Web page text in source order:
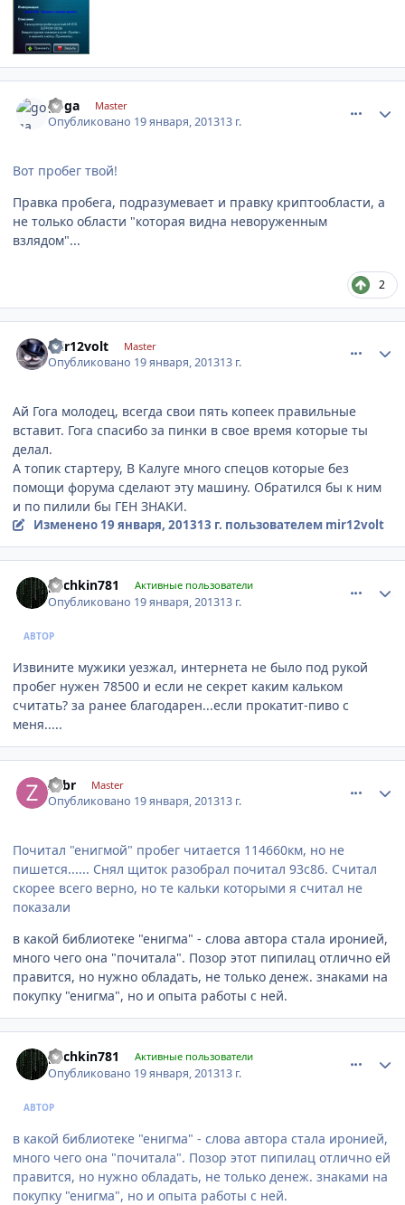
goga Master
Опубликовано 19 января, 201313 г.
Вот пробег твой!
Правка пробега, подразумевает и правку криптообласти, а
не только области "которая видна неворуженным
взлядом"...
2
mir12volt Master
Опубликовано 19 января, 201313 г.
Ай Гога молодец, всегда свои пять копеек правильные
вставит. Гога спасибо за пинки в свое время которые ты
делал.
А топик стартеру, В Калуге много спецов которые без
помощи форума сделают эту машину. Обратился бы к ним
и по пилили бы ГЕН ЗНАКИ.
Изменено 19 января, 201313 г. пользователем mir12volt
pechkin781 Активные пользователи
Опубликовано 19 января, 201313 г.
АВТОР
Извините мужики уезжал, интернета не было под рукой
пробег нужен 78500 и если не секрет каким кальком
считать? за ранее благодарен...если прокатит-пиво с
меня.....
zubr Master
Опубликовано 19 января, 201313 г.
Почитал "енигмой" пробег читается 114660км, но не
пишется...... Снял щиток разобрал почитал 93с86. Считал
скорее всего верно, но те кальки которыми я считал не
показали
в какой библиотеке "енигма" - слова автора стала иронией,
много чего она "почитала". Позор этот пипилац отлично ей
правится, но нужно обладать, не только денеж. знаками на
покупку "енигма", но и опыта работы с ней.
pechkin781 Активные пользователи
Опубликовано 19 января, 201313 г.
АВТОР
в какой библиотеке "енигма" - слова автора стала иронией,
много чего она "почитала". Позор этот пипилац отлично ей
правится, но нужно обладать, не только денеж. знаками на
покупку "енигма", но и опыта работы с ней.